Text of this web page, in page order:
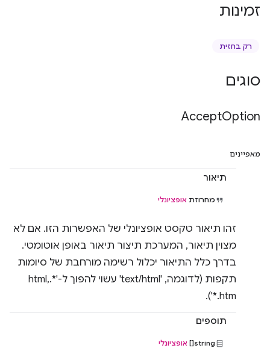
זמינות
רק בחזית
סוגים
AcceptOption
מאפיינים
תיאור
מחרוזת אופציונלי
זהו תיאור טקסט אופציונלי של האפשרות הזו. אם לא
מצוין תיאור, המערכת תיצור תיאור באופן אוטומטי.
בדרך כלל התיאור יכלול רשימה מורחבת של סיומות
תקפות (לדוגמה, 'text/html' עשוי להפוך ל-'*.html,
*.htm').
תוספים
string[] אופציונלי